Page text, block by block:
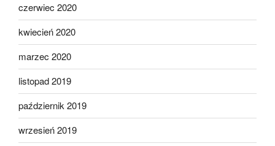
czerwiec 2020
kwiecień 2020
marzec 2020
listopad 2019
październik 2019
wrzesień 2019